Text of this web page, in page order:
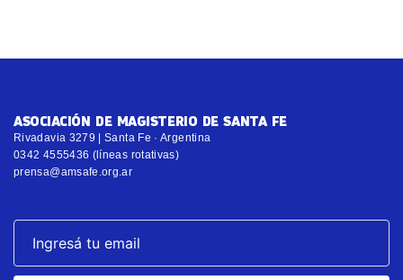
ASOCIACIÓN DE MAGISTERIO DE SANTA FE
Rivadavia 3279 | Santa Fe · Argentina
0342 4555436 (líneas rotativas)
prensa@amsafe.org.ar